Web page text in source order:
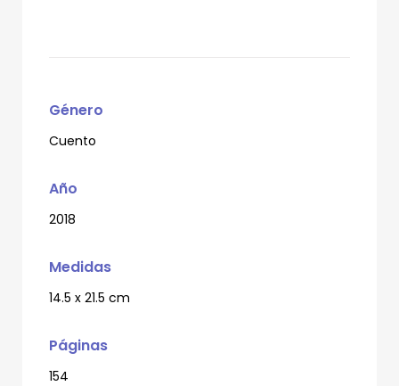
Género
Cuento
Año
2018
Medidas
14.5 x 21.5 cm
Páginas
154